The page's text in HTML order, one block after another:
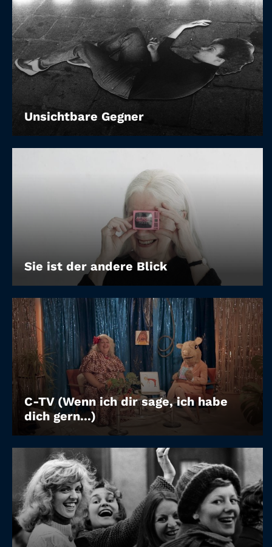
Unsichtbare Gegner
Sie ist der andere Blick
C-TV (Wenn ich dir sage, ich habe
dich gern...)